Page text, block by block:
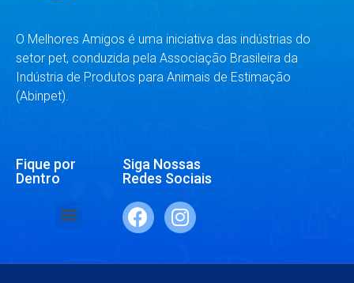
O Melhores Amigos é uma iniciativa das indústrias do
setor pet, conduzida pela Associação Brasileira da
Indústria de Produtos para Animais de Estimação
(Abinpet).
Fique por
Dentro
Siga Nossas
Redes Sociais